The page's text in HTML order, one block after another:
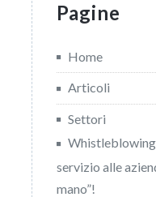
Pagine
Home
Articoli
Settori
servizio alle
mano”!